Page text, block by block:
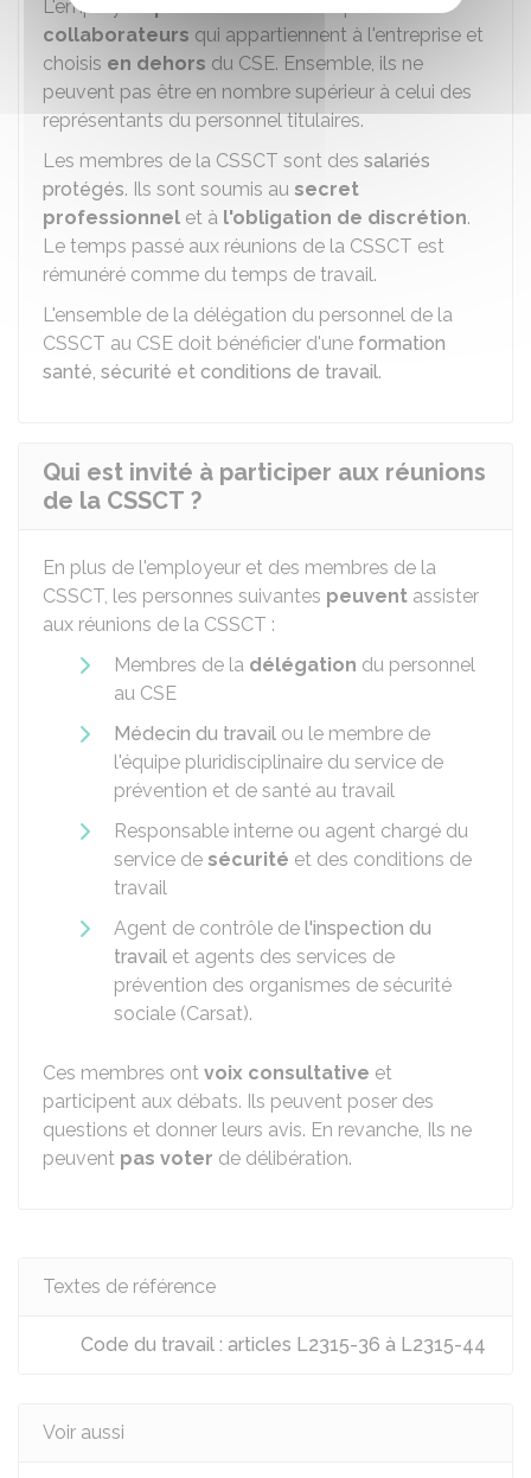
L'employeur
collaborateurs qui appartiennent à l'entreprise et
choisis en dehors du CSE. Ensemble, ils ne
peuvent pas être en nombre supérieur à celui des
représentants du personnel titulaires.
Les membres de la CSSCT sont des salariés
protégés. Ils sont soumis au secret
professionnel et à l'obligation de discrétion.
Le temps passé aux réunions de la CSSCT est
rémunéré comme du temps de travail.
L'ensemble de la délégation du personnel de la
CSSCT au CSE doit bénéficier d'une formation
santé, sécurité et conditions de travail.
Qui est invité à participer aux réunions
de la CSSCT ?
En plus de l'employeur et des membres de la
CSSCT, les personnes suivantes peuvent assister
aux réunions de la CSSCT :
Membres de la délégation du personnel
au CSE
Médecin du travail ou le membre de
l'équipe pluridisciplinaire du service de
prévention et de santé au travail
Responsable interne ou agent chargé du
service de sécurité et des conditions de
travail
Agent de contrôle de l'inspection du
travail et agents des services de
prévention des organismes de sécurité
sociale (Carsat).
Ces membres ont voix consultative et
participent aux débats. Ils peuvent poser des
questions et donner leurs avis. En revanche, Ils ne
peuvent pas voter de délibération.
Textes de référence
Code du travail : articles L2315-36 à L2315-44
Voir aussi